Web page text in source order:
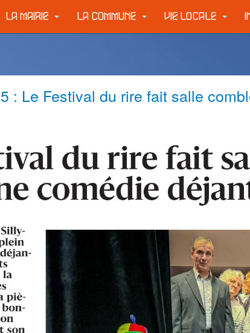
LA MAIRIE LA COMMUNE VIE LOCALE
: Le Festival du rire fait salle